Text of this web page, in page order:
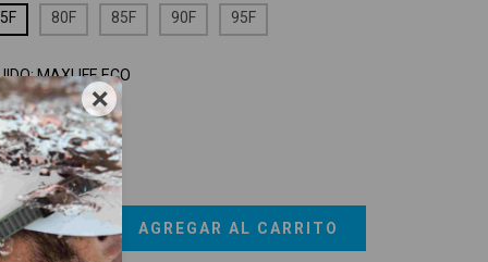
80F 85F 90F 95F
MAXLIFE ECO
Eco
de talles
×